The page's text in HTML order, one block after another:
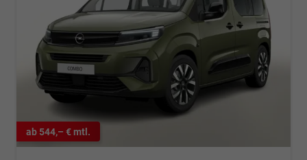
ab 544,– € mtl.